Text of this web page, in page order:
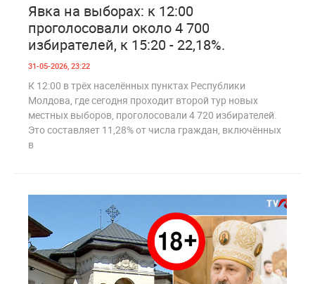
Явка на выборах: к 12:00
проголосовали около 4 700
избирателей, к 15:20 - 22,18%.
31-05-2026, 23:22
К 12:00 в трёх населённых пунктах Республики
Молдова, где сегодня проходит второй тур новых
местных выборов, проголосовали 4 720 избирателей.
Это составляет 11,28% от числа граждан, включённых
в